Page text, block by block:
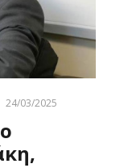
24/03/2025